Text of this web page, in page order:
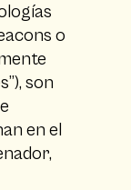
o
son
en el